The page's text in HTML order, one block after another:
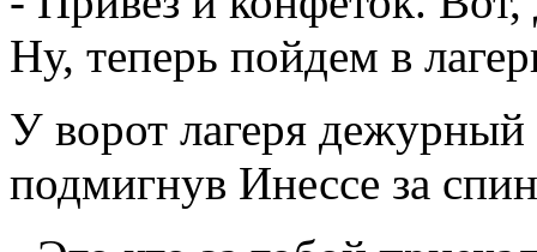
Ну, теперь пойдем в
У ворот лагеря
подмигнув Инессе за